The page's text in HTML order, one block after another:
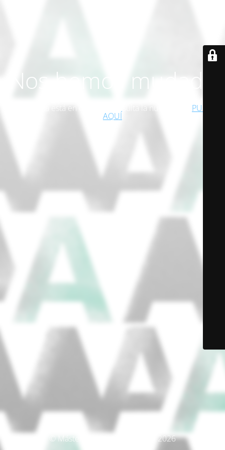
Nos hemos mudado
Esta página está en desuso. Consulta la nueva web! PULSA
AQUÍ
© Máster Producción Artística 2026